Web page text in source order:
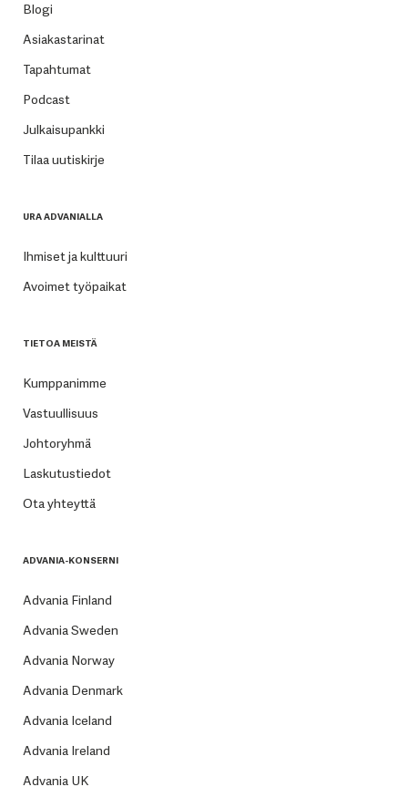
Blogi
Asiakastarinat
Tapahtumat
Podcast
Julkaisupankki
Tilaa uutiskirje
URA ADVANIALLA
Ihmiset ja kulttuuri
Avoimet työpaikat
TIETOA MEISTÄ
Kumppanimme
Vastuullisuus
Johtoryhmä
Laskutustiedot
Ota yhteyttä
ADVANIA-KONSERNI
Advania Finland
Advania Sweden
Advania Norway
Advania Denmark
Advania Iceland
Advania Ireland
Advania UK